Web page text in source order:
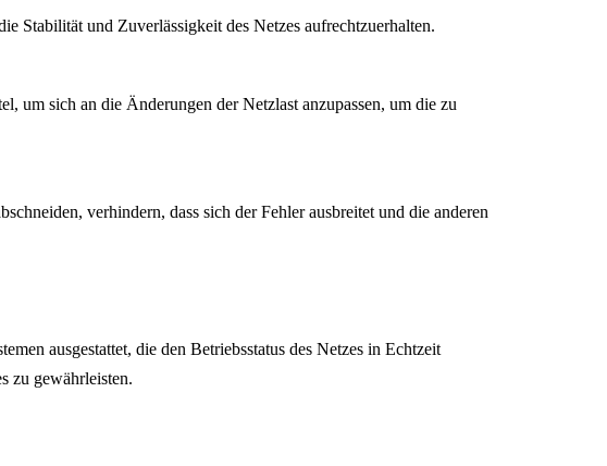
Stabilität und Zuverlässigkeit des Netzes aufrechtzuerhalten.
um sich an die Änderungen der Netzlast anzupassen, um die zu
verhindern, dass sich der Fehler ausbreitet und die anderen
ausgestattet, die den Betriebsstatus des Netzes in Echtzeit
zu gewährleisten.